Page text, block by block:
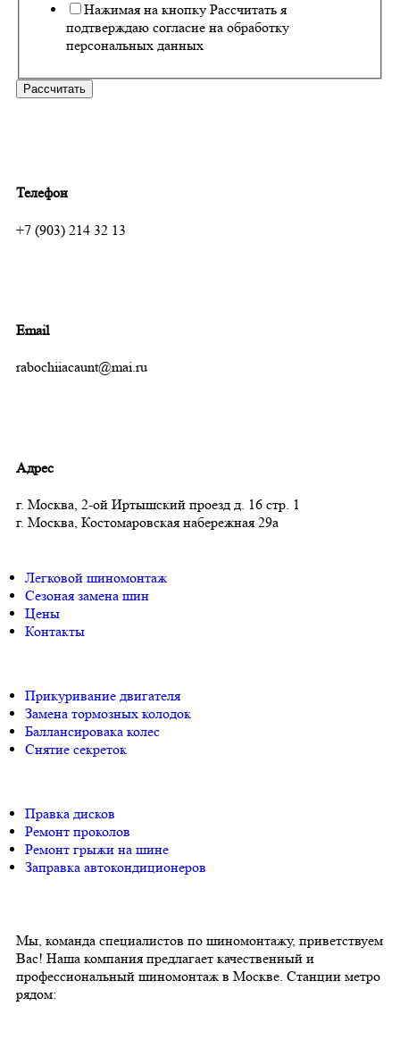
Нажимая на кнопку Рассчитать я
подтверждаю согласие на обработку
персональных данных
Рассчитать
Мы, команда специалистов по шиномонтажу, приветствуем
Вас! Наша компания предлагает качественный и
профессиональный шиномонтаж в Москве. Станции метро
рядом:
Телефон
+7 (903) 214 32 13
Email
rabochiiacaunt@mai.ru
Адрес
г. Москва, 2-ой Иртышский проезд д. 16 стр. 1
г. Москва, Костомаровская набережная 29а
Легковой шиномонтаж
Сезоная замена шин
Цены
Контакты
Прикуривание двигателя
Замена тормозных колодок
Баллансировака колес
Снятие секреток
Правка дисков
Ремонт проколов
Ремонт грыжи на шине
Заправка автокондиционеров